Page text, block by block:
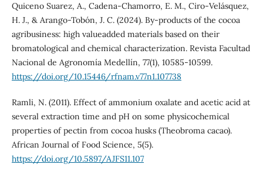
Quiceno Suarez, A., Cadena-Chamorro, E. M., Ciro-Velásquez,
H. J., & Arango-Tobón, J. C. (2024). By-products of the cocoa
agribusiness: high valueadded materials based on their
bromatological and chemical characterization. Revista Facultad
Nacional de Agronomía Medellín, 77(1), 10585-10599.
https://doi.org/10.15446/rfnam.v77n1.107738
Ramli, N. (2011). Effect of ammonium oxalate and acetic acid at
several extraction time and pH on some physicochemical
properties of pectin from cocoa husks (Theobroma cacao).
African Journal of Food Science, 5(5).
https://doi.org/10.5897/AJFS11.107